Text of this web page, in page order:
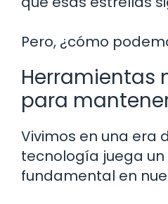
Pero, ¿cómo
Herramientas
para
Vivimos en una era
tecnología juega
fundamental en